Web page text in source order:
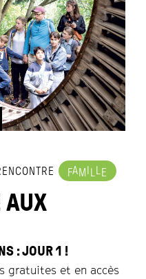
FAM E
: JOUR 1 !
gratuites et en accès